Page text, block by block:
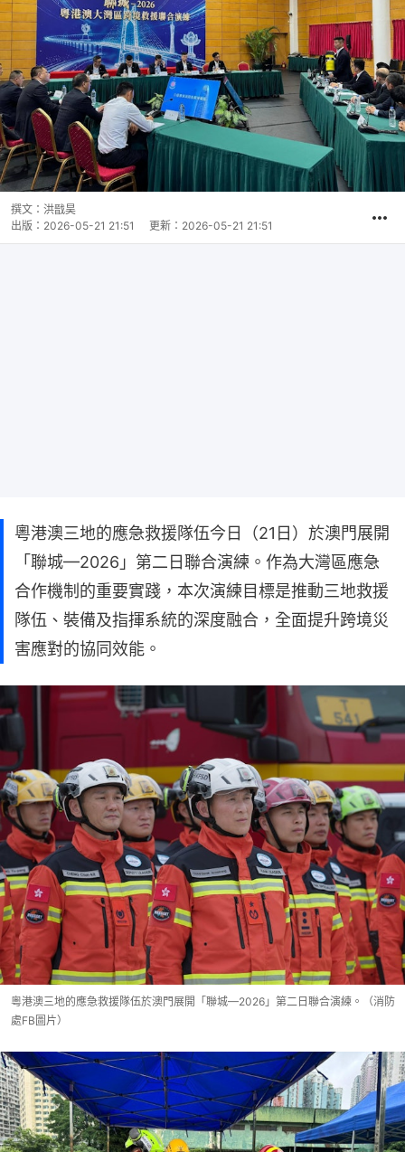
撰文： 洪戩昊
出版： 2026-05-21 21:51 更新： 2026-05-21 21:51
粵港澳三地的應急救援隊伍今日（21日）於澳門展開
「聯城—2026」第二日聯合演練。作為大灣區應急
合作機制的重要實踐，本次演練目標是推動三地救援
隊伍、裝備及指揮系統的深度融合，全面提升跨境災
害應對的協同效能。
粵港澳三地的應急救援隊伍於澳門展開「聯城—2026」第二日聯合演練。（消防
處FB圖片）